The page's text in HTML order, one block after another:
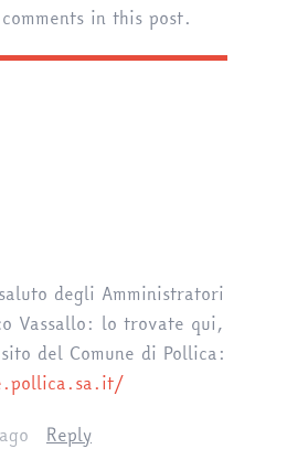
in this post.
degli Amministratori
Vassallo: lo trovate qui,
del Comune di Pollica:
Reply